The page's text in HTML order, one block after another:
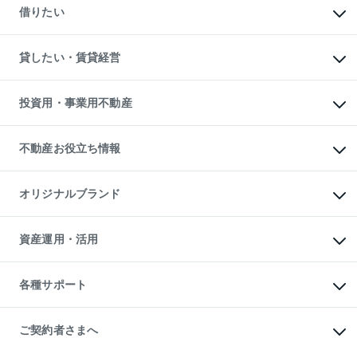
中古一戸建ての購入
不動産購入の流れ
注目キーワード物件特集
購入ガイド
English 繁体中文簡体中文
一戸建ての売却・査定
土地の売却・査定
スピードAI査定
不動産査定について
不動産売却の流れ
不動産買換えの流れ
売却ガイド
借りたい
オフィス・店舗の賃貸
借りるときの流れ
借りるガイド
貸したい・賃貸経営
マンション賃料データ
賃貸管理プラン
リロケーションについて
貸すガイド
投資用・事業用不動産
事業用不動産
マンション投資
投資用マンション
アパート経営
収益物件
ビル購入（ビル一棟）
投資用不動産の売却査定
事業用不動産の売却査定
不動産お役立ち情報
マンションライブラリー
人気マンションランキング
暮らしに役立つ不動産メディア
不動産相場・不動産価格情報
不動産コラム・ニュース
不動産用語集
不動産なんでもネット相談室
住まいの税金
オリジナルブランド
一棟リノベーションマンション
L`GENTE（ルジェンテ）
区分リノベーションマンション
投資用一棟レジデンスWELL
不動産小口投資
LEGACIA（レガシア）
資産運用・活用
不動産M&A
アセットマネジメント・出資
各種サポート
相続サポート
ご契約者さまへ